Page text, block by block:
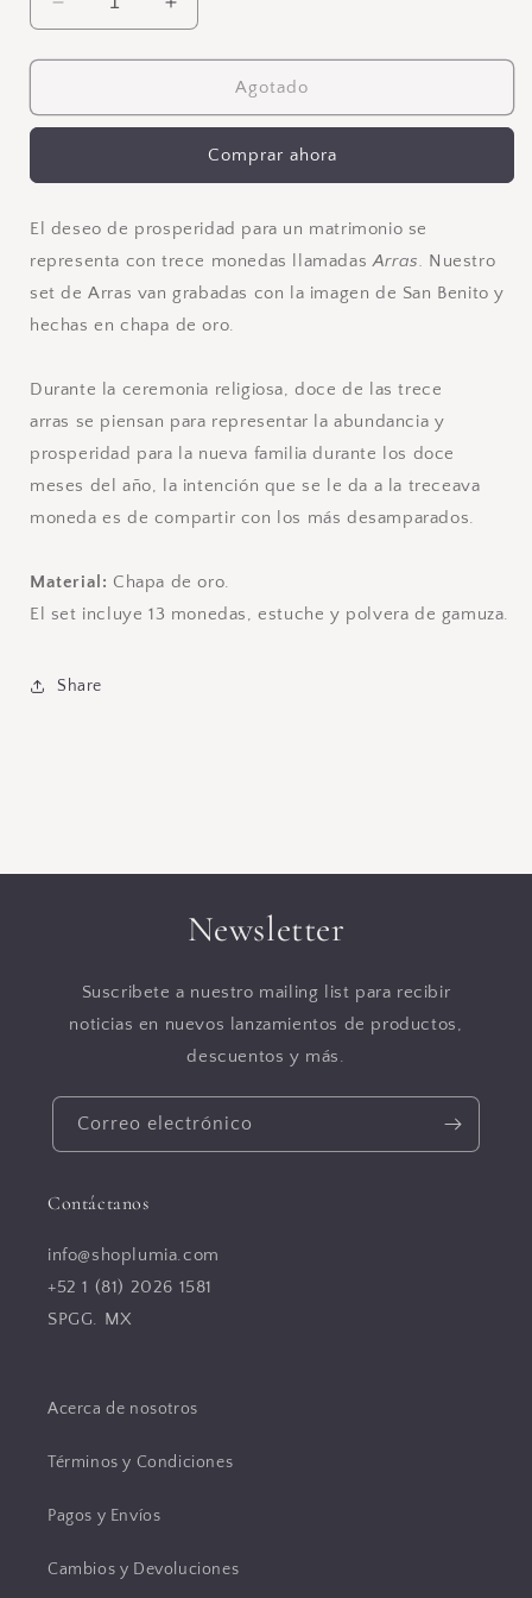
Reducir
cantidad
para
San
Aumentar
cantidad
para
San
Agotado
Comprar ahora
El deseo de prosperidad para un matrimonio se
representa con trece monedas llamadasArras. Nuestro
set de Arras van grabadas con la imagen de San Benito y
hechas en chapa de oro.
Durante la ceremonia religiosa, doce de las trece
arras se piensan para representar la abundancia y
prosperidad para la nueva familia durante los doce
meses del año, la intención que se le da a la treceava
moneda es de compartir con los más desamparados.
Material: Chapa de oro.
El set incluye 13 monedas, estuche y polvera de gamuza.
Share
Newsletter
Suscribete a nuestro mailing list para recibir
noticias en nuevos lanzamientos de productos,
descuentos y más.
Correo electrónico
Contáctanos
info@shoplumia.com
+52 1 (81) 2026 1581
SPGG. MX
Acerca de nosotros
Términos y Condiciones
Pagos y Envíos
Cambios y Devoluciones